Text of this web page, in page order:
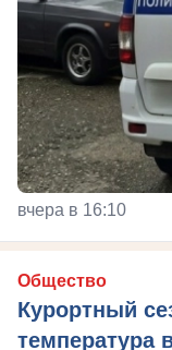
вчера в 16:10
Общество
Курортный
температура